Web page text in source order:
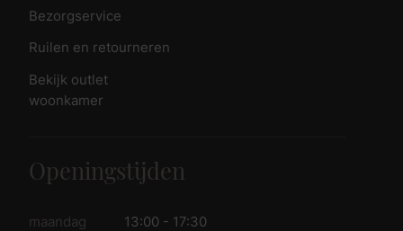
Bezorgservice
Ruilen en retourneren
Bekijk outlet
woonkamer
Openingstijden
maandag 13:00 - 17:30